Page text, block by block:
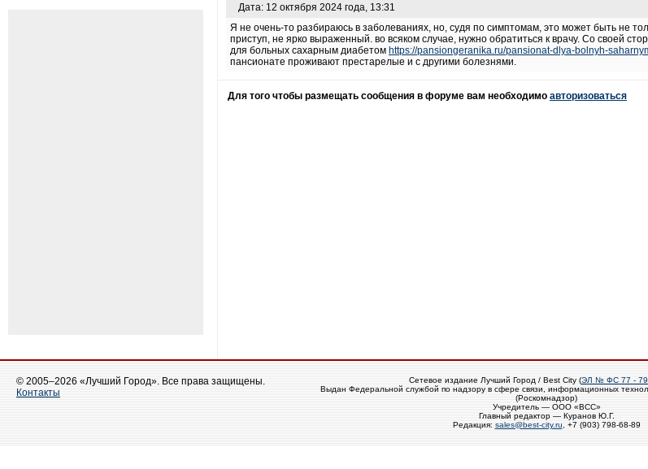
Дата: 12 октября 2024 года, 13:31
Я не очень-то разбираюсь в заболеваниях, но, судя по симптомам, это может быть не
приступ, не ярко выраженный. во всяком случае, нужно обратиться к врачу. Со своей
для больных сахарным диабетом https://pansiongeranika.ru/pansionat-dlya-bolnyh-
пансионате проживают престарелые и с другими болезнями.
Для того чтобы размещать сообщения в форуме вам необходимо авторизоваться
© 2005–2026 «Лучший Город». Все права защищены.
Контакты
Сетевое издание Лучший Город / Best City (ЭЛ № ФС 77 -
Выдан Федеральной службой по надзору в сфере связи, информационных
(Роскомнадзор)
Учредитель — ООО «ВСС»
Главный редактор — Куранов Ю.Г.
Редакция: sales@best-city.ru , +7 (903) 798-68-89